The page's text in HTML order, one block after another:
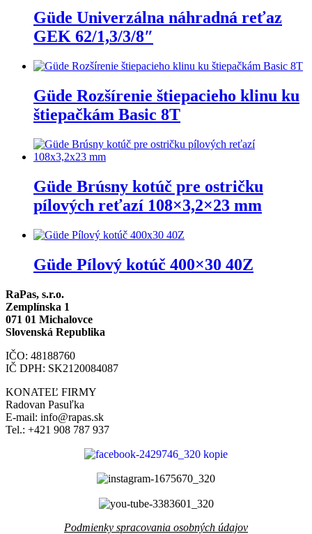
Güde Univerzálna náhradná reťaz
GEK 62/1,3/3/8″
Güde Rozšírenie štiepacieho klinu ku
štiepačkám Basic 8T
Güde Brúsny kotúč pre ostričku
pílových reťazí 108×3,2×23 mm
Güde Pílový kotúč 400×30 40Z
RaPas, s.r.o.
Zemplínska 1
071 01 Michalovce
Slovenská Republika
IČO: 48188760
IČ DPH: SK2120084087
KONATEĽ FIRMY
Radovan Pasuľka
E-mail: info@rapas.sk
Tel.: +421 908 787 937
Podmienky spracovania osobných údajov